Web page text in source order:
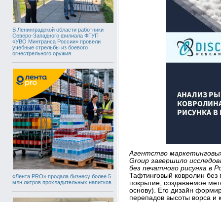
В Ленинградской области работники
Северо-Западного филиала ФГУП
«УВО Минтранса России» провели
учебные стрельбы из боевого
огнестрельного оружия
«Лента PRO» продала бизнесу более 5
млн литров прохладительных напитков
Агентство
Group завершило
без печатного рисунка в
Тафтинговый ковролин без
покрытие, создаваемое
основу). Его дизайн
перепадов высоты ворса и